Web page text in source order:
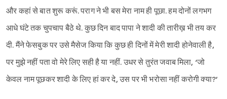
और कहां से बात शुरू करूं. पराग ने भी बस मेरा नाम ही पूछा. हम दोनों लगभग
आधे घंटे तक चुपचाप बैठे थे. कुछ दिन बाद पापा ने शादी की तारीख़ भी तय कर
दी. मैंने फेसबुक पर उसे मैसेज किया कि कुछ ही दिनों में मेरी शादी होनेवाली है,
पर मुझे नहीं पता वो मेरे लिए सही है या नहीं. उधर से तुरंत जवाब मिला, ‘जो
केवल नाम पूछकर शादी के लिए हां कर दे, उस पर भी भरोसा नहीं करोगी क्या?’